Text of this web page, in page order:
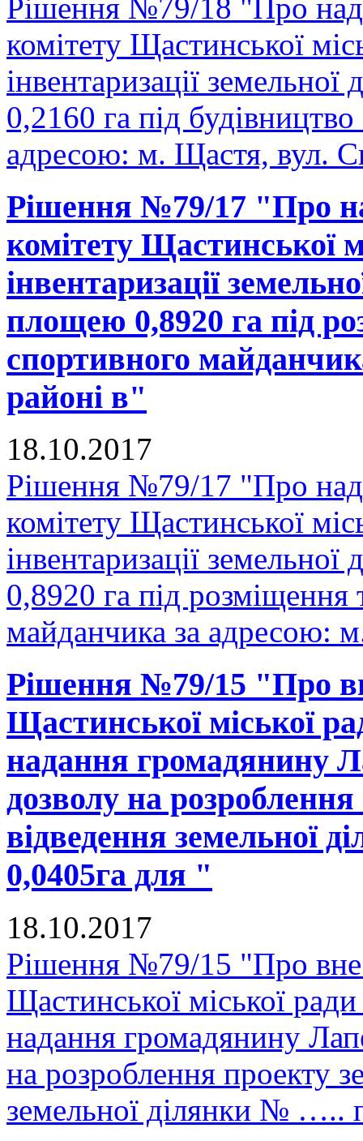
Рішення №79/18 "Про
комітету Щастинської
інвентаризації
0,2160 га під
адресою: м. Щастя, вул.
Рішення №79/17 "Про
комітету Щастинської
інвентаризації
площею 0,8920 га під
спортивного
районі в"
18.10.2017
Рішення №79/17 "Про
комітету Щастинської
інвентаризації
0,8920 га під розміщення
майданчика за адресою:
Рішення №79/15 "Про
Щастинської міської
надання громадянину
дозволу на
відведення
0,0405га для "
18.10.2017
Рішення №79/15 "Про
Щастинської міської
надання громадянину
на розроблення проекту
земельної ділянки № …..